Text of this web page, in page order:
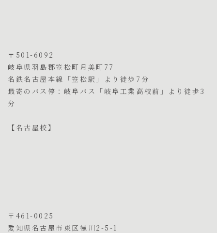
〒501-6092
岐阜県羽島郡笠松町月美町77
名鉄名古屋本線「笠松駅」より徒歩7分
最寄のバス停：岐阜バス「岐阜工業高校前」より徒歩3
分
【名古屋校】
〒461-0025
愛知県名古屋市東区徳川2-5-1